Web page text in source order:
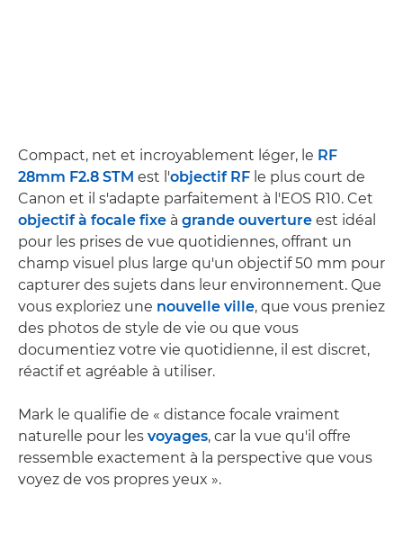
Compact, net et incroyablement léger, le RF
28mm F2.8 STM est l'objectif RF le plus court de
Canon et il s'adapte parfaitement à l'EOS R10. Cet
objectif à focale fixe à grande ouverture est idéal
pour les prises de vue quotidiennes, offrant un
champ visuel plus large qu'un objectif 50 mm pour
capturer des sujets dans leur environnement. Que
vous exploriez une nouvelle ville, que vous preniez
des photos de style de vie ou que vous
documentiez votre vie quotidienne, il est discret,
réactif et agréable à utiliser.
Mark le qualifie de « distance focale vraiment
naturelle pour les voyages, car la vue qu'il offre
ressemble exactement à la perspective que vous
voyez de vos propres yeux ».